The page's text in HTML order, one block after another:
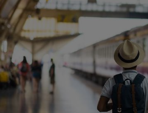
ontwikkeling van
Partnerlijst (derden)